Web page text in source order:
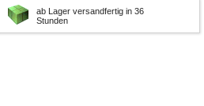
ab Lager versandfertig in 36
Stunden